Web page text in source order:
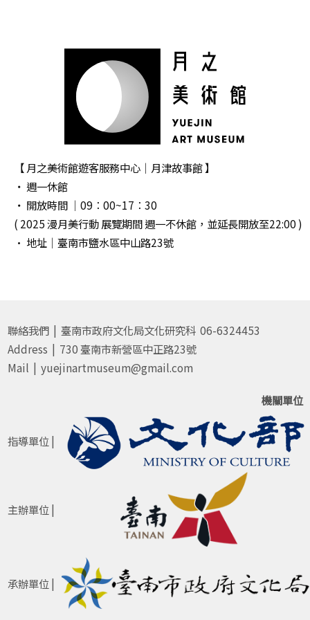
【 月之美術館遊客服務中心｜月津故事館 】
‧ 週一休館
‧ 開放時間 │09：00~17：30
( 2025 漫月美行動 展覽期間 週一不休館，並延長開放至22:00 )
· 地址｜臺南市鹽水區中山路23號
聯絡我們 | 臺南市政府文化局文化研究科 06-6324453
Address | 730 臺南市新營區中正路23號
Mail | yuejinartmuseum@gmail.com
機關單位
指導單位 |
主辦單位 |
承辦單位 |